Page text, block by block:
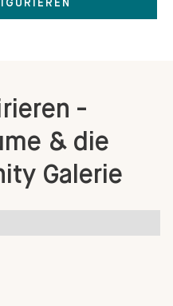
nach deinem
-
& die